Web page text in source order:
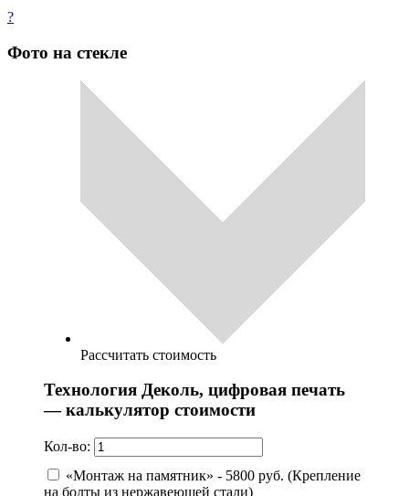
?
Фото на стекле
Рассчитать стоимость
Технология Деколь, цифровая печать
— калькулятор стоимости
Кол-во:
«Монтаж на памятник» - 5800 руб. (Крепление
на болты из нержавеющей стали)